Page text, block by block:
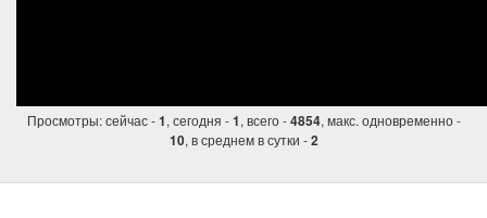
Просмотры: сейчас -1, сегодня -1, всего -4854, макс. одновременно -
10, в среднем в сутки -2